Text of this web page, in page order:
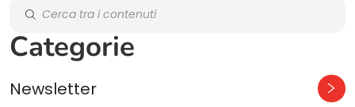
Categorie
Newsletter